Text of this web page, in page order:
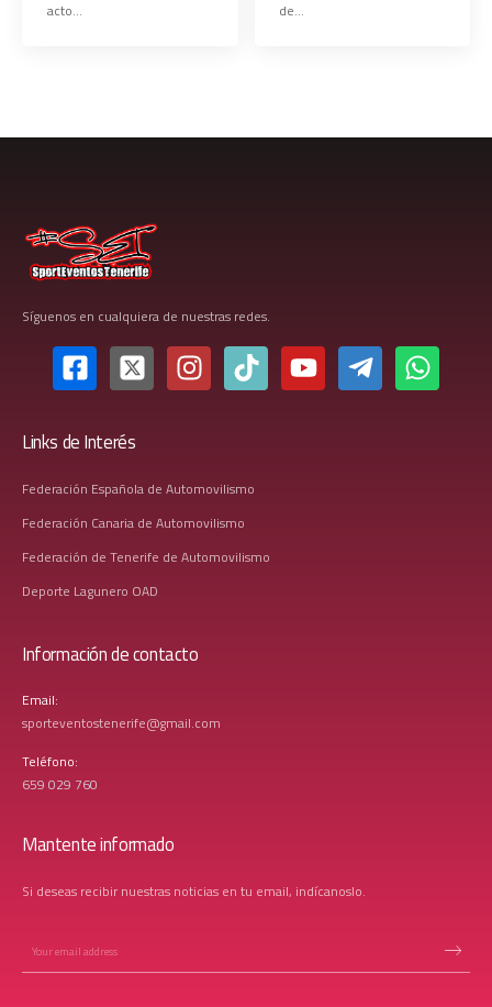
acto…
de…
Síguenos en cualquiera de nuestras redes.
Links de Interés
Federación Española de Automovilismo
Federación Canaria de Automovilismo
Federación de Tenerife de Automovilismo
Deporte Lagunero OAD
Información de contacto
Email:
sporteventostenerife@gmail.com
Teléfono:
659 029 760
Mantente informado
Si deseas recibir nuestras noticias en tu email, indícanoslo.